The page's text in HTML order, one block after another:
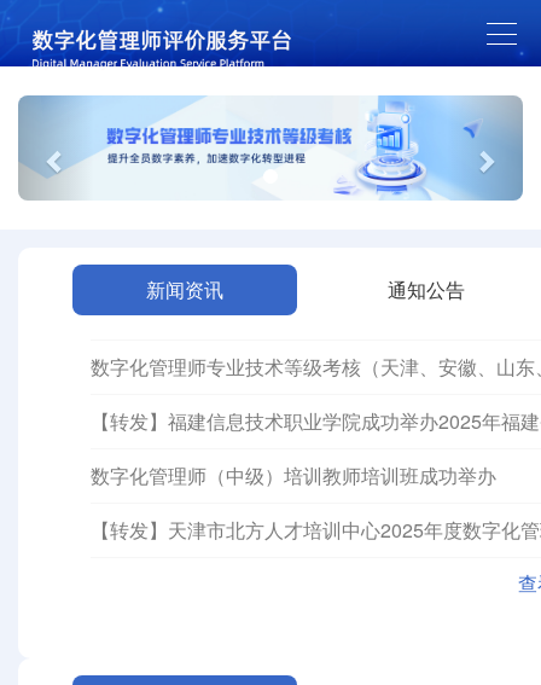
Next
新闻资讯 通知公告
数字化管理师专业技术等级考核（天津、安徽、山
【转发】福建信息技术职业学院成功举办2025年
数字化管理师（中级）培训教师培训班成功举办
【转发】天津市北方人才培训中心2025年度数字化